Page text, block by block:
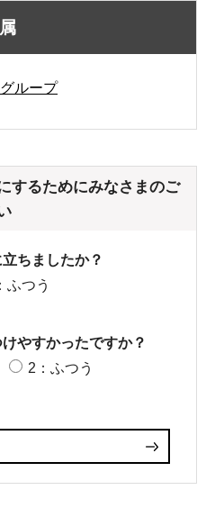
ループ
するためにみなさまのご
ちましたか？
ふつう
やすかったですか？
2：ふつう